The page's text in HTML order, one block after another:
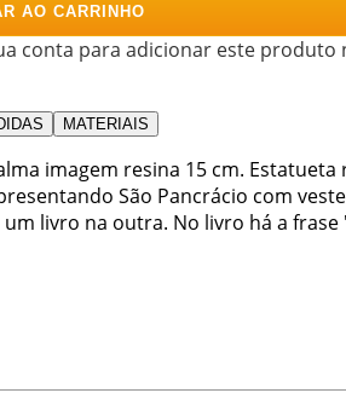
AO CARRINHO
conta para adicionar este produto
MATERIAIS
imagem resina 15 cm.
São Pancrácio com
livro na outra. No livro há a